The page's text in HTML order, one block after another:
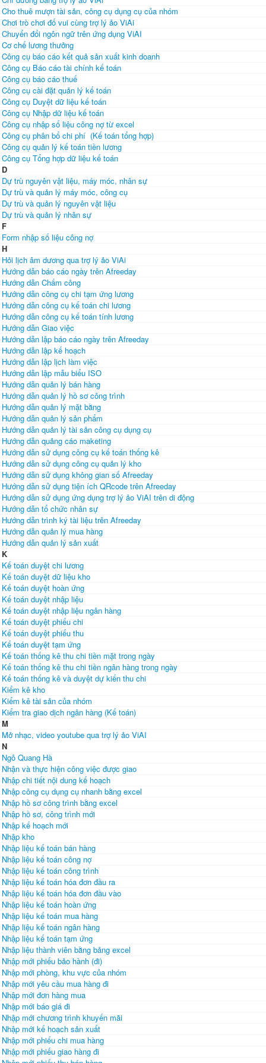
Cho thuê mượn tài sản, công cụ dụng cụ của nhóm
Chơi trò chơi đố vui cùng trợ lý ảo ViAi
Chuyển đổi ngôn ngữ trên ứng dụng ViAI
Cơ chế lương thưởng
Công cụ báo cáo kết quả sản xuất kinh doanh
Công cụ Báo cáo tài chính kế toán
Công cụ báo cáo thuế
Công cụ cài đặt quản lý kế toán
Công cụ Duyệt dữ liệu kế toán
Công cụ Nhập dữ liệu kế toán
Công cụ nhập số liệu công nợ từ excel
Công cụ phân bổ chi phí (Kế toán tổng hợp)
Công cụ quản lý kế toán tiền lương
Công cụ Tổng hợp dữ liệu kế toán
D
Dự trù nguyên vật liệu, máy móc, nhân sự
Dự trù và quản lý máy móc, công cụ
Dự trù và quản lý nguyên vật liệu
Dự trù và quản lý nhân sự
F
Form nhập số liệu công nợ
H
Hỏi lịch âm dương qua trợ lý ảo ViAi
Hướng dẫn báo cáo ngày trên Afreeday
Hướng dẫn Chấm công
Hướng dẫn công cụ chi tạm ứng lương
Hướng dẫn công cụ kế toán chi lương
Hướng dẫn công cụ kế toán tính lương
Hướng dẫn Giao việc
Hướng dẫn lập báo cáo ngày trên Afreeday
Hướng dẫn lập kế hoạch
Hướng dẫn lập lịch làm việc
Hướng dẫn lập mẫu biểu ISO
Hướng dẫn quản lý bán hàng
Hướng dẫn quản lý hồ sơ công trình
Hướng dẫn quản lý mặt bằng
Hướng dẫn quản lý sản phẩm
Hướng dẫn quản lý tài sản công cụ dụng cụ
Hướng dẫn quảng cáo maketing
Hướng dẫn sử dụng công cụ kế toán thống kê
Hướng dẫn sử dụng công cụ quản lý kho
Hướng dẫn sử dụng không gian số Afreeday
Hướng dẫn sử dụng tiện ích QRcode trên Afreeday
Hướng dẫn sử dụng ứng dụng trợ lý ảo ViAI trên di động
Hướng dẫn tổ chức nhân sự
Hướng dẫn trình ký tài liệu trên Afreeday
Hướng dẫn quản lý mua hàng
Hướng dẫn quản lý sản xuất
K
Kế toán duyệt chi lương
Kế toán duyệt dữ liệu kho
Kế toán duyệt hoàn ứng
Kế toán duyệt nhập liệu
Kế toán duyệt nhập liệu ngân hàng
Kế toán duyệt phiếu chi
Kế toán duyệt phiếu thu
Kế toán duyệt tạm ứng
Kế toán thống kê thu chi tiền mặt trong ngày
Kế toán thống kê thu chi tiền ngân hàng trong ngày
Kế toán thống kê và duyệt dự kiến thu chi
Kiểm kê kho
Kiểm kê tài sản của nhóm
Kiểm tra giao dịch ngân hàng (Kế toán)
M
Mở nhạc, video youtube qua trợ lý ảo ViAI
N
Ngô Quang Hà
Nhận và thực hiện công việc được giao
Nhập chi tiết nội dung kế hoạch
Nhập công cụ dụng cụ nhanh bằng excel
Nhập hồ sơ công trình bằng excel
Nhập hồ sơ, công trình mới
Nhập kế hoạch mới
Nhập kho
Nhập liệu kế toán bán hàng
Nhập liệu kế toán công nợ
Nhập liệu kế toán công trình
Nhập liệu kế toán hóa đơn đầu ra
Nhập liệu kế toán hóa đơn đầu vào
Nhập liệu kế toán hoàn ứng
Nhập liệu kế toán mua hàng
Nhập liệu kế toán ngân hàng
Nhập liệu kế toán tạm ứng
Nhập liệu thành viên bằng bảng excel
Nhập mới phiếu bảo hành (đi)
Nhập mới phòng, khu vực của nhóm
Nhập mới yêu cầu mua hàng đi
Nhập mới đơn hàng mua
Nhập mới báo giá đi
Nhập mới chương trình khuyến mãi
Nhập mới kế hoạch sản xuất
Nhập mới phiếu chi mua hàng
Nhập mới phiếu giao hàng đi